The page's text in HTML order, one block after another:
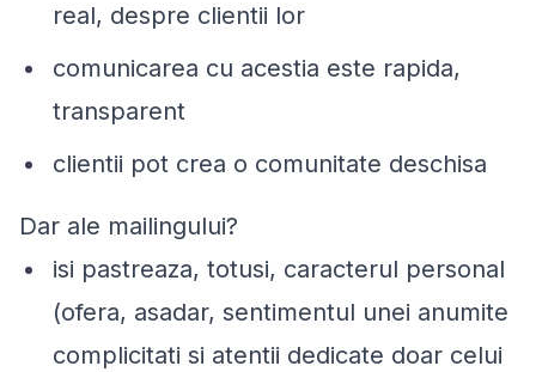
real, despre clientii lor
comunicarea cu acestia este rapida,
transparent
clientii pot crea o comunitate deschisa
Dar ale mailingului?
isi pastreaza, totusi, caracterul personal
(ofera, asadar, sentimentul unei anumite
complicitati si atentii dedicate doar celui